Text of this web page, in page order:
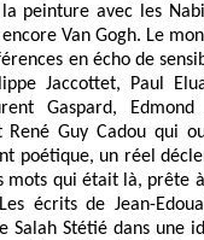
peinture avec les
Van Gogh. Le
en écho de
Jaccottet, Paul
Gaspard, Edmond
Guy Cadou qui
poétique, un réel
mots qui était là, prête
écrits de Jean-
Salah Stétié dans une